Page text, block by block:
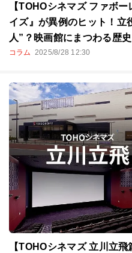
【TOHOシネマズ ファボ
イズ』が異例のヒット！立
人”？映画館にまつわる歴
コラム 2025/8/28 12:30
【TOHOシネマズ 立川立